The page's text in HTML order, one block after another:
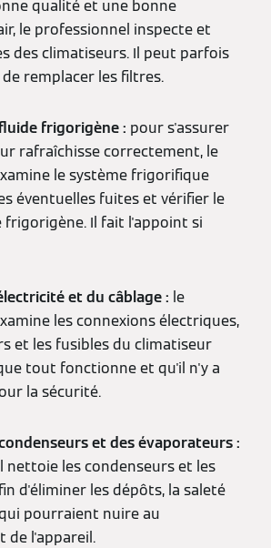
qualité et une bonne
le professionnel inspecte et
des climatiseurs. Il peut parfois
remplacer les filtres.
frigorigène : pour s'assurer
rafraîchisse correctement, le
le système frigorifique
éventuelles fuites et vérifier le
frigorigène. Il fait l'appoint si
et du câblage : le
les connexions électriques,
et les fusibles du climatiseur
tout fonctionne et qu'il n'y a
la sécurité.
et des évaporateurs :
nettoie les condenseurs et les
d'éliminer les dépôts, la saleté
pourraient nuire au
de l'appareil.